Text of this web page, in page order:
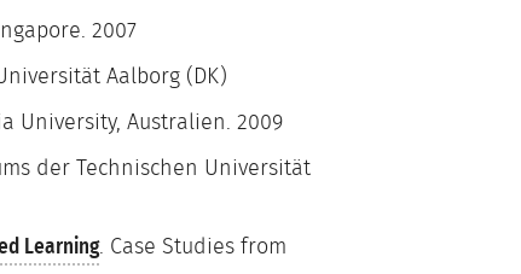
2007
Aalborg (DK)
University, Australien. 2009
der Technischen Universität
Learning. Case Studies from